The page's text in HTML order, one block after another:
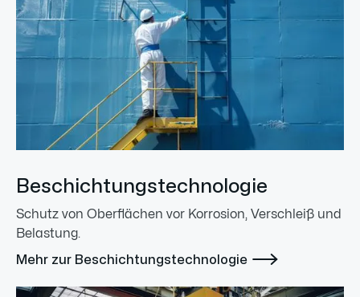
Beschichtungstechnologie
Schutz von Oberflächen vor Korrosion, Verschleiß und
Belastung.
Mehr zur Beschichtungstechnologie 